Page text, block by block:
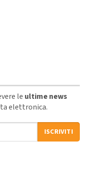
le ultime news
elettronica.
ISCRIVITI